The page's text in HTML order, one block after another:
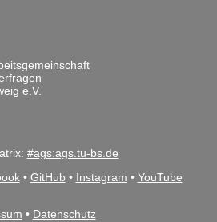
e.V.
#ags:ags.tu-bs.de
• GitHub • Instagram • YouTube
• Datenschutz